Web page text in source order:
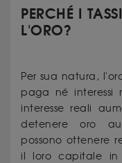
PERCHÉ I
L'ORO?
Per sua natura,
paga né interessi
interesse reali
detenere oro
possono ottenere
il loro capitale